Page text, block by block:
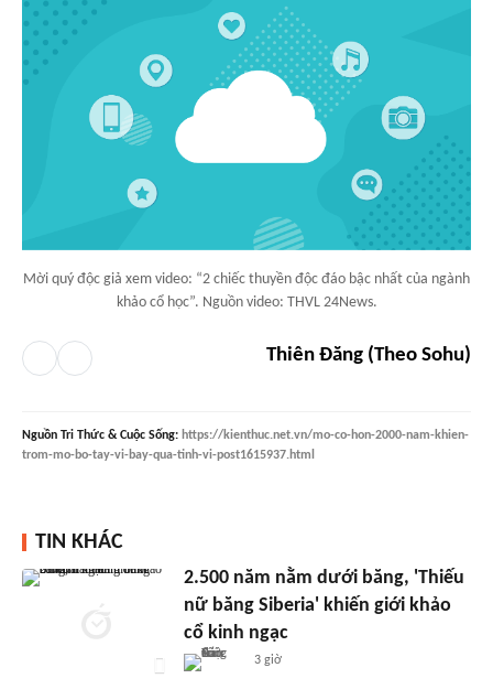
Mời quý độc giả xem video: “2 chiếc thuyền độc đáo bậc nhất của ngành
khảo cổ học”. Nguồn video: THVL 24News.
Thiên Đăng (Theo Sohu)
Nguồn Tri Thức & Cuộc Sống: https://kienthuc.net.vn/mo-co-hon-2000-nam-khien-
trom-mo-bo-tay-vi-bay-qua-tinh-vi-post1615937.html
TIN KHÁC
2.500 năm nằm dưới băng, 'Thiếu
nữ băng Siberia' khiến giới khảo
cổ kinh ngạc
3 giờ